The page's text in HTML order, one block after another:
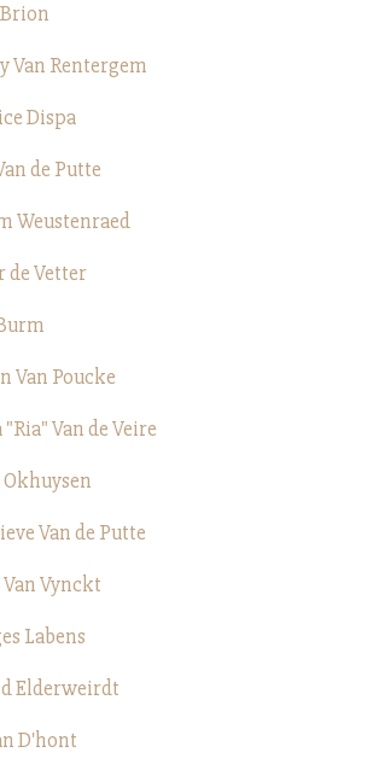
Van Rentergem
Dispa
de Putte
Weustenraed
de Vetter
Van Poucke
Van de Veire
Van de Putte
Van Vynckt
Labens
Elderweirdt
D'hont